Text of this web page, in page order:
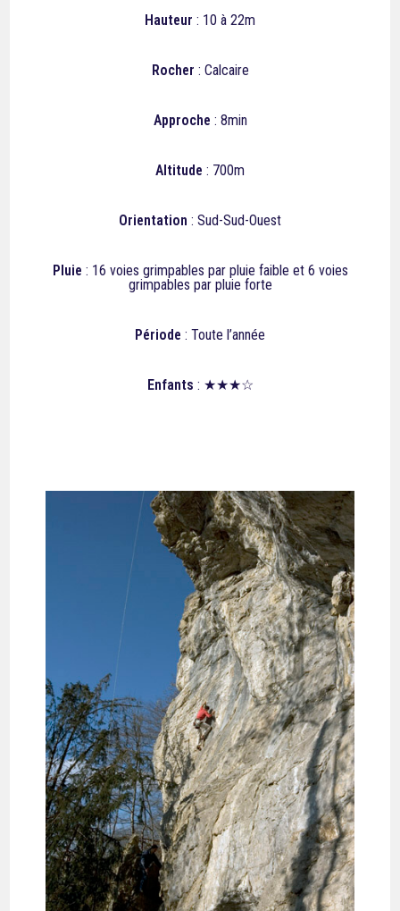
Hauteur : 10 à 22m
Rocher : Calcaire
Approche : 8min
Altitude : 700m
Orientation : Sud-Sud-Ouest
Pluie : 16 voies grimpables par pluie faible et 6 voies
grimpables par pluie forte
Période : Toute l’année
Enfants : ★★★☆